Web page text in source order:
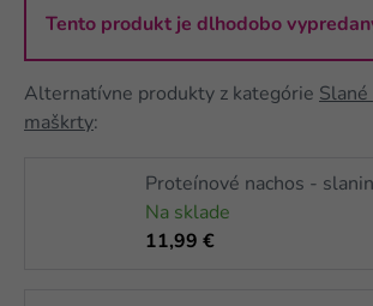
Tento produkt je dlhodobo
Alternatívne produkty z kategórie
maškrty:
Proteínové nachos -
Na sklade
11,99 €